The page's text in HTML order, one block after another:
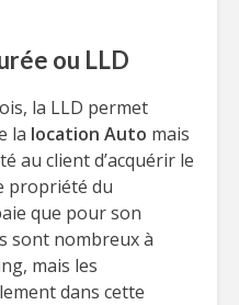
ou LLD
la LLD permet
la location Auto mais
au client d’acquérir le
propriété du
que pour son
sont nombreux à
mais les
dans cette